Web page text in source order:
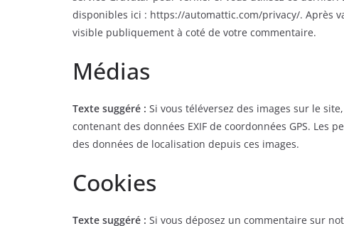
disponibles ici : https://automattic.com/privacy/. Après
visible publiquement à coté de votre commentaire.
Médias
Texte suggéré : Si vous téléversez des images sur le
contenant des données EXIF de coordonnées GPS.
des données de localisation depuis ces images.
Cookies
Texte suggéré : Si vous déposez un commentaire sur